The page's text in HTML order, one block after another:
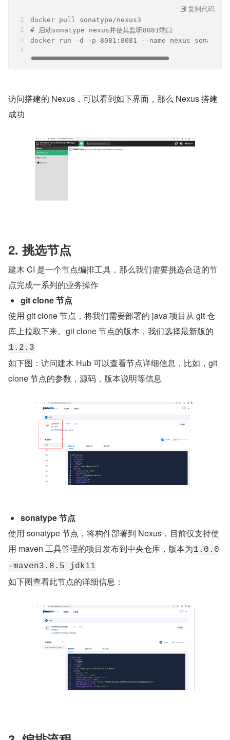
docker pull sonatype/nexus3
# 启动sonatype nexus并使其监听8081端口
docker run -d -p 8081:8081 --name nexus
复制代码
访问搭建的 Nexus，可以看到如下界面，那么 Nexus 搭建
成功
2. 挑选节点
建木 CI 是一个节点编排工具，那么我们需要挑选合适的节
点完成一系列的业务操作
git clone 节点
使用 git clone 节点，将我们需要部署的 java 项目从 git 仓
库上拉取下来。git clone 节点的版本，我们选择最新版的
1.2.3
如下图：访问建木 Hub 可以查看节点详细信息，比如，git
clone 节点的参数，源码，版本说明等信息
sonatype 节点
使用 sonatype 节点，将构件部署到 Nexus，目前仅支持使
用 maven 工具管理的项目发布到中央仓库，版本为1.0.0
-maven3.8.5_jdk11
如下图查看此节点的详细信息：